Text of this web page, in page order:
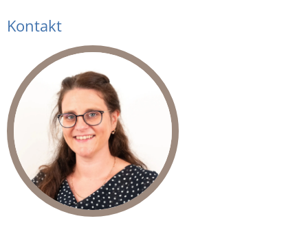
Kontakt